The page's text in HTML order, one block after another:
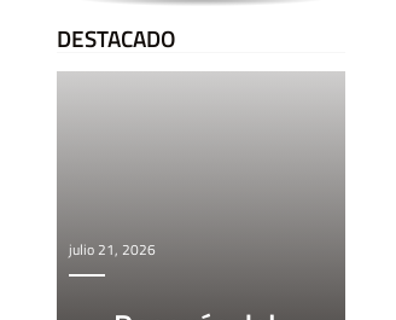
DESTACADO
julio 21, 2026